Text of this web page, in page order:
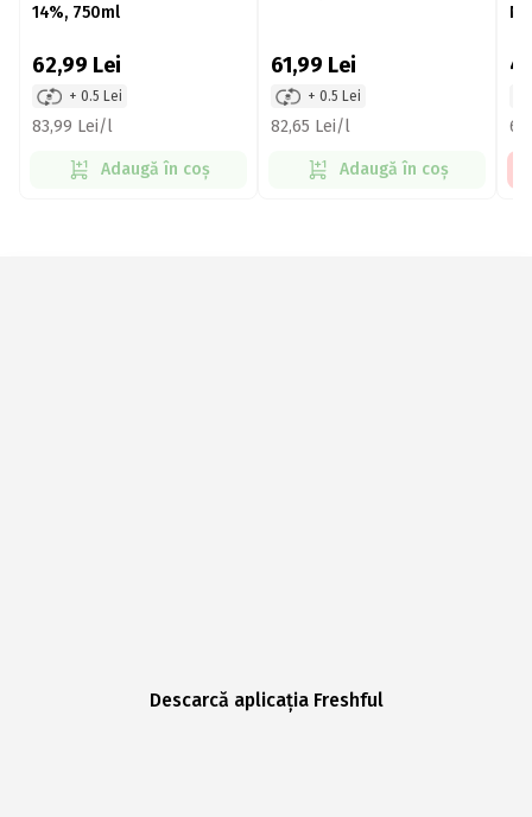
14%, 750ml
62,99 Lei
+ 0.5 Lei
83,99 Lei/l
Adaugă în coș
61,99 Lei
+ 0.5 Lei
82,65 Lei/l
Adaugă în coș
Descarcă aplicația Freshful